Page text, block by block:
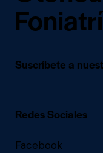
Suscríbete a
Redes Sociales
Facebook